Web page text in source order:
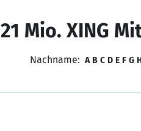
21 Mio. XING
Nachname: A B C D E F G